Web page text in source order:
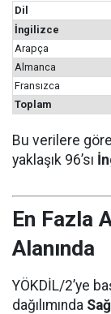
Dil
İngilizce
Arapça
Almanca
Fransızca
Toplam
Bu verilere
yaklaşık 96’sı
En Fazla
Alanında
YÖKDİL/2’ye
dağılımında